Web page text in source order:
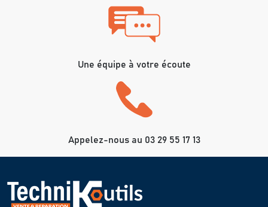
Une équipe à votre écoute
Appelez-nous au 03 29 55 17 13